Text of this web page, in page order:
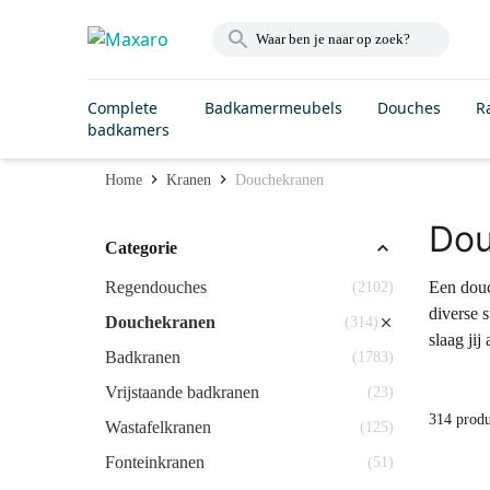
Complete
badkamers
Badkamermeubels Douches
Home Kranen Douchekranen
Categorie
Regendouches (2102)
Douchekranen (314)
Badkranen (1783)
Vrijstaande badkranen (23)
Wastafelkranen (125)
Fonteinkranen (51)
Een
diverse
slaag jij
314